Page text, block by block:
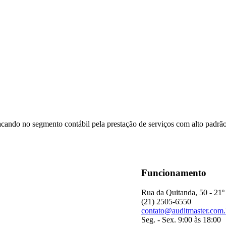
no segmento contábil pela prestação de serviços com alto
Funcionamento
Rua da Quitanda, 50 -
(21) 2505-6550
Seg. - Sex. 9:00 às 18:00